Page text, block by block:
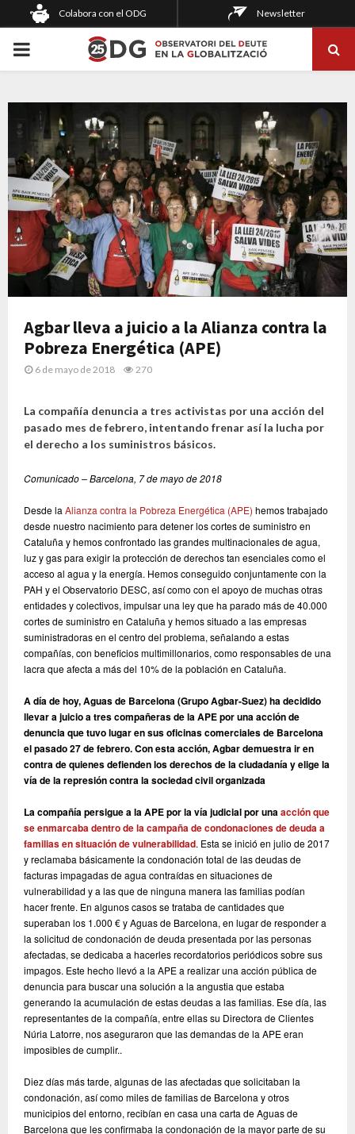
Colabora con el ODG Newsletter
PRIMARY
Agbar lleva a juicio a la Alianza contra la
Pobreza Energética (APE)
6 de mayo de 2018 270
La compañía denuncia a tres activistas por una acción del
pasado mes de febrero, intentando frenar así la lucha por
el derecho a los suministros básicos.
Comunicado –Barcelona, 7 de mayo de 2018
Desde la Alianza contra la Pobreza Energética (APE) hemos trabajado
desde nuestro nacimiento para detener los cortes de suministro en
Cataluña y hemos confrontado las grandes multinacionales de agua,
luz y gas para exigir la protección de derechos tan esenciales como el
acceso al agua y la energía. Hemos conseguido conjuntamente con la
PAH y el Observatorio DESC, así como con el apoyo de muchas otras
entidades y colectivos, impulsar una ley que ha parado más de 40.000
cortes de suministro en Cataluña y hemos situado a las empresas
suministradoras en el centro del problema, señalando a estas
compañías, con beneficios multimillonarios, como responsables de una
lacra que afecta a más del 10% de la población en Cataluña.
A día de hoy, Aguas de Barcelona (Grupo Agbar-Suez) ha decidido
llevar a juicio a tres compañeras de la APE por una acción de
denuncia que tuvo lugar en sus oficinas comerciales de Barcelona
el pasado 27 de febrero. Con esta acción, Agbar demuestra ir en
contra de quienes defienden los derechos de la ciudadanía y elige la
vía de la represión contra la sociedad civil organizada
La compañía persigue a la APE por la vía judicial por unaacción que
se enmarcaba dentro de la campaña de condonaciones de deuda a
familias en situación de vulnerabilidad. Esta se inició en julio de 2017
y reclamaba básicamente la condonación total de las deudas de
facturas impagadas de agua contraídas en situaciones de
vulnerabilidad y a las que de ninguna manera las familias podían
hacer frente. En algunos casos se trataba de cantidades que
superaban los 1.000 € y Aguas de Barcelona, en lugar de responder a
la solicitud de condonación de deuda presentada por las personas
afectadas, se dedicaba a hacerles recordatorios periódicos sobre sus
impagos. Este hecho llevó a la APE a realizar una acción pública de
denuncia para buscar una solución a la angustia que estaba
generando la acumulación de estas deudas a las familias. Ese día, las
representantes de la compañía, entre ellas su Directora de Clientes
Núria Latorre, nos aseguraron que las demandas de la APE eran
imposibles de cumplir..
Diez días más tarde, algunas de las afectadas que solicitaban la
condonación, así como miles de familias de Barcelona y otros
municipios del entorno, recibían en casa una carta de Aguas de
Barcelona que les confirmaba la condonación de la mayor parte de su